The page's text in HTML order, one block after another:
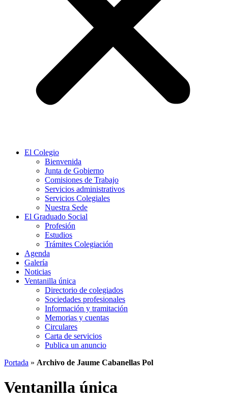
El Colegio
Bienvenida
Junta de Gobierno
Comisiones de Trabajo
Servicios administrativos
Servicios Colegiales
Nuestra Sede
El Graduado Social
Profesión
Estudios
Trámites Colegiación
Agenda
Galería
Noticias
Ventanilla única
Directorio de colegiados
Sociedades profesionales
Información y tramitación
Memorias y cuentas
Circulares
Carta de servicios
Publica un anuncio
Portada » Archivo de Jaume Cabanellas Pol
Ventanilla única